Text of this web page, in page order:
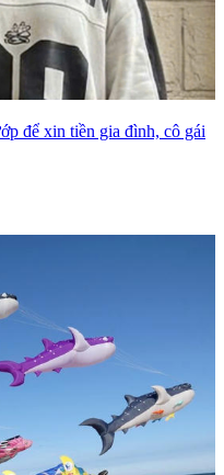
để xin tiền gia đình, cô gái